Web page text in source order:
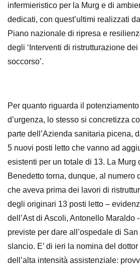
infermieristico per la Murg e di
dedicati, con quest’ultimi realizzati
Piano nazionale di ripresa e
degli ‘Interventi di ristrutturazione
soccorso’.
Per quanto riguarda il
d’urgenza, lo stesso si concretizza
parte dell’Azienda sanitaria picena,
5 nuovi posti letto che vanno ad
esistenti per un totale di 13. La Murg
Benedetto torna, dunque, al numero
che aveva prima dei lavori di
degli originari 13 posti letto –
dell’Ast di Ascoli, Antonello Maraldo
previste per dare all’ospedale di
slancio. E’ di ieri la nomina del
dell’alta intensità assistenziale: